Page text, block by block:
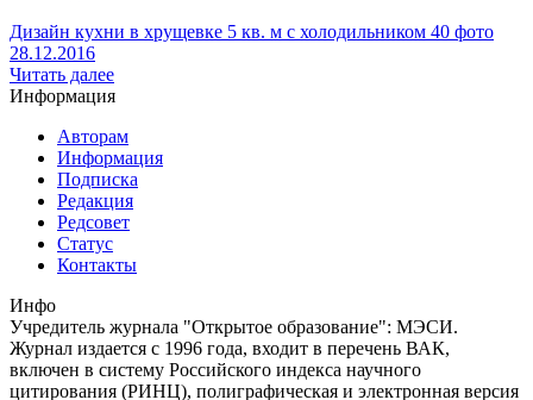
Дизайн кухни в хрущевке 5 кв. м с холодильником 40 фото
28.12.2016
Читать далее
Информация
Авторам
Информация
Подписка
Редакция
Редсовет
Статус
Контакты
Инфо
Учредитель журнала "Открытое образование": МЭСИ.
Журнал издается с 1996 года, входит в перечень ВАК,
включен в систему Российского индекса научного
цитирования (РИНЦ), полиграфическая и электронная версия